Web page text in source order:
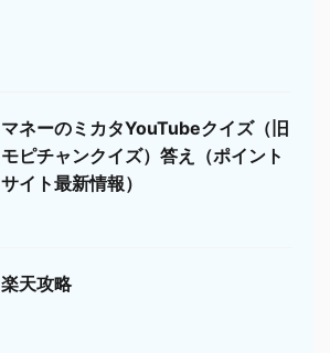
マネーのミカタYouTubeクイズ（旧
モピチャンクイズ）答え（ポイント
サイト最新情報）
楽天攻略